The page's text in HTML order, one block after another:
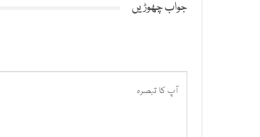
جواب چھوڑیں